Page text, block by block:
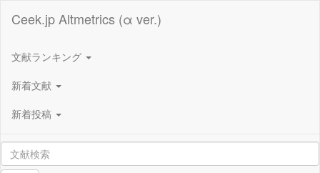
Ceek.jp Altmetrics (α ver.)
文献ランキング
新着文献
新着投稿